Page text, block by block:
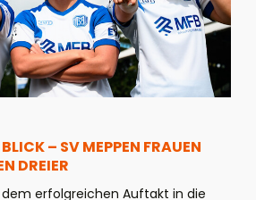
– SV MEPPEN FRAUEN
DREIER
erfolgreichen Auftakt in die